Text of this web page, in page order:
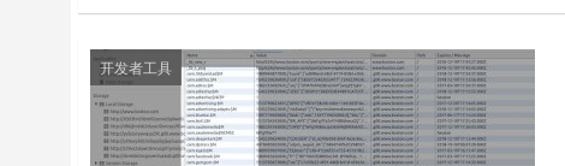
you……
开发者工具